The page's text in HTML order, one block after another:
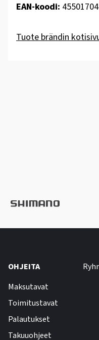
EAN-koodi:
Tuote brändin
OHJEITA
Maksutavat
Toimitustavat
Palautukset
Takuuohjeet